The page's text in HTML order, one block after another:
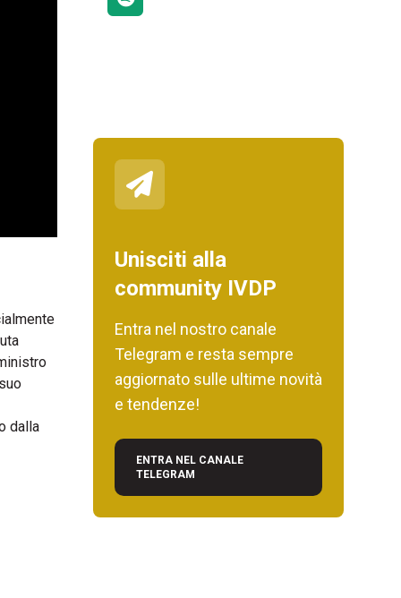
dalla
Unisciti alla
community IVDP
Entra nel nostro canale
Telegram e resta sempre
aggiornato sulle ultime novità
e tendenze!
ENTRA NEL CANALE
TELEGRAM